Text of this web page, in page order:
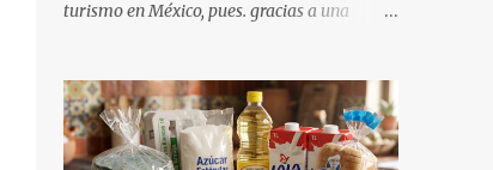
turismo en México, pues. gracias a una
fideicomisos de promoción, la entidad
proyecta un cierre de año marcado por una
ocupación hotelera robusta, una